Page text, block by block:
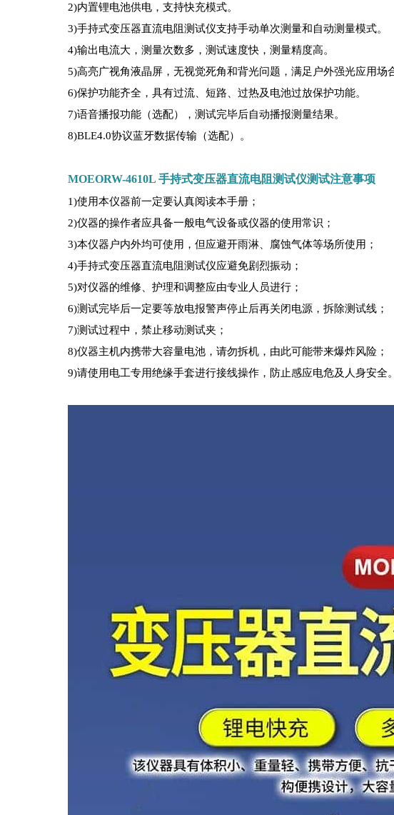
2)内置锂电池供电，支持快充模式。
3)手持式变压器直流电阻测试仪支持手动单次测量和自动测量模式。
4)输出电流大，测量次数多，测试速度快，测量精度高。
5)高亮广视角液晶屏，无视觉死角和背光问题，满足户外强光应用场
6)保护功能齐全，具有过流、短路、过热及电池过放保护功能。
7)语音播报功能（选配），测试完毕后自动播报测量结果。
8)BLE4.0协议蓝牙数据传输（选配）。
MOEORW-4610L 手持式变压器直流电阻测试仪测试注意事项
1)使用本仪器前一定要认真阅读本手册；
2)仪器的操作者应具备一般电气设备或仪器的使用常识；
3)本仪器户内外均可使用，但应避开雨淋、腐蚀气体等场所使用；
4)手持式变压器直流电阻测试仪应避免剧烈振动；
5)对仪器的维修、护理和调整应由专业人员进行；
6)测试完毕后一定要等放电报警声停止后再关闭电源，拆除测试线；
7)测试过程中，禁止移动测试夹；
8)仪器主机内携带大容量电池，请勿拆机，由此可能带来爆炸风险；
9)请使用电工专用绝缘手套进行接线操作，防止感应电危及人身安全。